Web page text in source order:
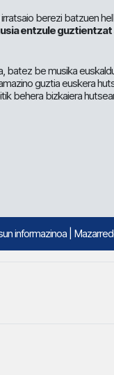
berezi batzuen
entzule
batez be musika
guztia euskera
behera bizkaiera
informazinoa |